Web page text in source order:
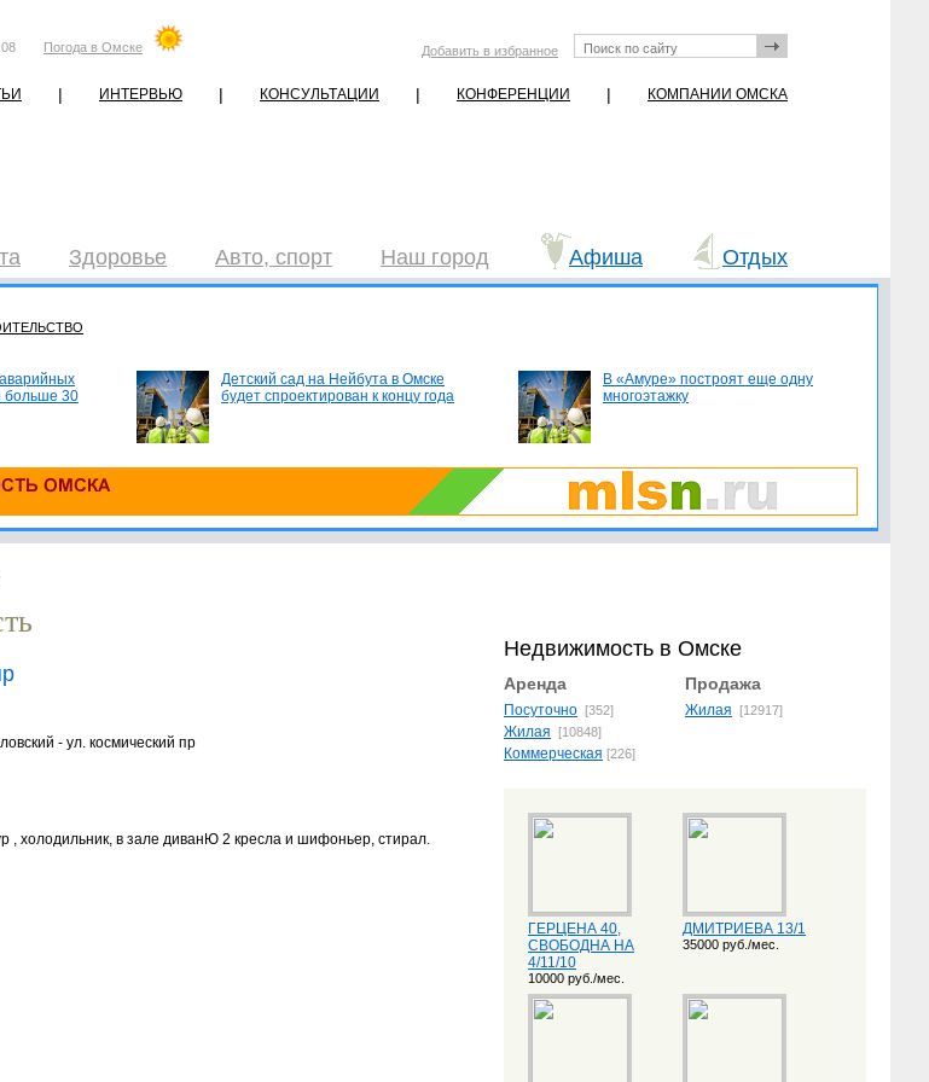
Погода в Омске Добавить в избранное
| ИНТЕРВЬЮ | КОНСУЛЬТАЦИИ | КОНФЕРЕНЦИИ | КОМПАНИИ ОМСКА
Здоровье Авто, спорт Наш город Афиша Отдых
больше 30
Детский сад на Нейбута в Омске
будет спроектирован к концу года
В «Амуре» построят еще одну
многоэтажку
- ул. космический пр
, холодильник, в зале диванЮ 2 кресла и шифоньер, стирал.
Недвижимость в Омске
Аренда Продажа
Посуточно [352]
Жилая [10848]
Коммерческая [226]
Жилая [12917]
ГЕРЦЕНА 40,
СВОБОДНА НА
4/11/10
10000 руб./мес.
ДМИТРИЕВА 13/1
35000 руб./мес.